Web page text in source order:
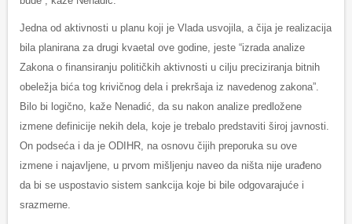
Jedna od aktivnosti u planu koji je Vlada usvojila, a čija je realizacija
bila planirana za drugi kvaetal ove godine, jeste “izrada analize
Zakona o finansiranju političkih aktivnosti u cilju preciziranja bitnih
obeležja bića tog krivičnog dela i prekršaja iz navedenog zakona”.
Bilo bi logično, kaže Nenadić, da su nakon analize predložene
izmene definicije nekih dela, koje je trebalo predstaviti široj javnosti.
On podseća i da je ODIHR, na osnovu čijih preporuka su ove
izmene i najavljene, u prvom mišljenju naveo da ništa nije urađeno
da bi se uspostavio sistem sankcija koje bi bile odgovarajuće i
srazmerne.